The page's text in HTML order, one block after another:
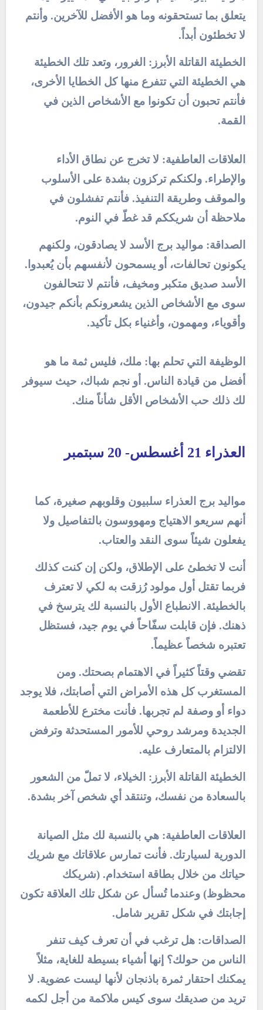
يتعلق بما تستحقونه وما هو الأفضل للآخرين. وأنتم
لا تخطئون أبداً.
الخطيئة القاتلة الأبرز: الغرور، وتعد تلك الخطيئة
هي الخطيئة التي تتفرع منها كل الخطايا الأخرى،
فأنتم تحبون أن تكونوا مع الأشخاص الذين في
القمة.
العلاقات العاطفية: لا تخرج عن نطاق الأداء
والإطراء. ولكنكم تركزون بشدة على الأسلوب
والموقف وطريقة التنفيذ. فأنتم تفشلون في
ملاحظة أن شريككم قد غطّ في النوم.
الصداقة: مواليد برج الأسد لا يصادقون، ولكنهم
يكونون تحالفات، أو يسمحون لأنفسهم بأن يُعبدوا.
الأسد صديق متكبر ومخيف، فأنتم لا تتحالفون
سوى مع الأشخاص الذين يشعرونكم بأنكم جيدون،
وأقوياء، ومهمون، وأغنياء بكل تأكيد.
الوظيفة التي تحلم بها: ملك، فليس ثمة ما هو
أفضل من قيادة الناس. أو نجم شباك، حيث سيوفر
لك ذلك حب الأشخاص الأقل شأناً منك.
العذراء 21 أغسطس- 20 سبتمبر
مواليد برج العذراء سلبيون وقلوبهم صغيرة، كما
أنهم سريعو الاهتياج ومهووسون بالتفاصيل ولا
يفعلون شيئاً سوى النقد والعتاب.
أنت لا تخطئ على الإطلاق، ولكن إن كنت كذلك
فربما تقتل أول مولود رُزقت به لكي لا تعترف
بالخطيئة. الانطباع الأول بالنسبة لك يترسخ في
ذهنك. فإن قابلت سفّاحاً في يوم جيد، فستظل
تعتبره شخصاً عظيماً.
تقضي وقتاً كثيراً في الاهتمام بصحتك. ومن
المستغرب كل هذه الأمراض التي أصابتك، فلا يوجد
دواء أو وصفة لم تجربها. فأنت مخترع للأطعمة
الجديدة ومرشد روحي للأمور المستحدثة وترفض
الالتزام بالمتعارف عليه.
الخطيئة القاتلة الأبرز: الخيلاء، لا تملّ من الشعور
بالسعادة من نفسك، وتنتقد أي شخص آخر بشدة.
العلاقات العاطفية: هي بالنسبة لك مثل الصيانة
الدورية لسيارتك. فأنت تمارس علاقاتك مع شريك
حياتك من خلال بطاقة استخدام. (شريكك
محظوظ) وعندما تُسأل عن شكل تلك العلاقة تكون
إجابتك في شكل تقرير شامل.
الصداقات: هل ترغب في أن تعرف كيف تنفر
الناس من حولك؟ إنها أشياء بسيطة للغاية، مثلاً
يمكنك احتقار ثمرة باذنجان لأنها ليست عضوية. لا
تريد من صديقك سوى كيس ملاكمة من أجل لكمه